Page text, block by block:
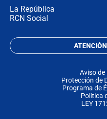
La República
RCN Social
Aviso de
Protección de
Programa de
Política
LEY